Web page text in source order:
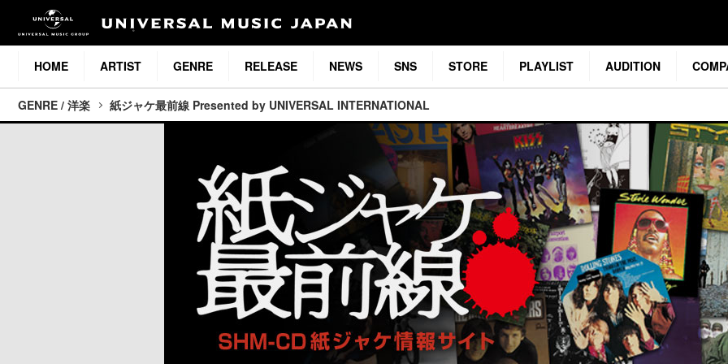
HOME ARTIST GENRE RELEASE NEWS SNS STORE PLAYLIST AUDITION
GENRE / 洋楽 紙ジャケ最前線 Presented by UNIVERSAL INTERNATIONAL